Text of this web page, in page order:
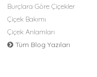
Burçlara Göre Çiçekler
Çiçek Bakımı
Çiçek Anlamları
Tüm Blog Yazıları